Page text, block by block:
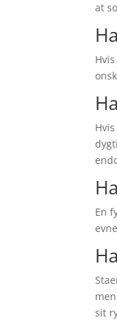
at
En
sit